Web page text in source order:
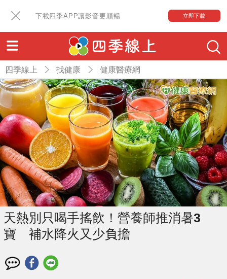
下載四季APP讓影音更順暢 立即下載
四季線上 找健康 健康醫療網
天熱別只喝手搖飲！營養師推消暑3
寶 補水降火又少負擔